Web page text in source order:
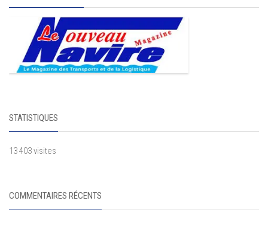
STATISTIQUES
13 403 visites
COMMENTAIRES RÉCENTS